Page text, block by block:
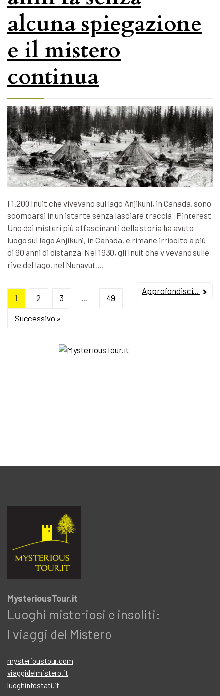
alcuna spiegazione
e il mistero
continua
I 1.200 Inuit che vivevano sul lago Anjikuni, in Canada, sono
scomparsi in un istante senza lasciare traccia Pinterest
Uno dei misteri più affascinanti della storia ha avuto
luogo sul lago Anjikuni, in Canada, e rimane irrisolto a più
di 90 anni di distanza. Nel 1930, gli Inuit che vivevano sulle
rive del lago, nel Nunavut,…
Approfondisci...
1 2 3 49
Successivo »
MysteriousTour.it
Luoghi misteriosi e insoliti:
I viaggi del Mistero
mysterioustour.com
viaggidelmistero.it
luoghinfestati.it